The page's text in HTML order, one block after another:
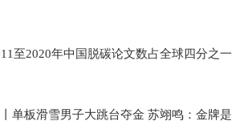
至2020年中国脱碳论文数占全球四分之一
单板滑雪男子大跳台夺金 苏翊鸣：金牌是